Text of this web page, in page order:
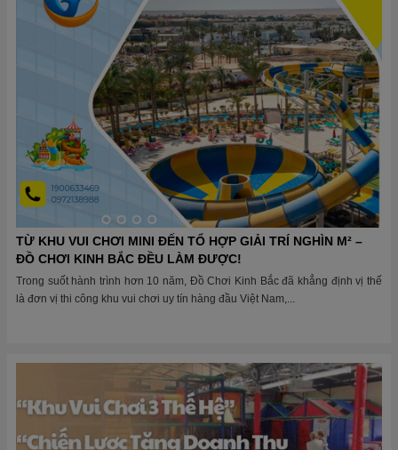
TỪ KHU VUI CHƠI MINI ĐẾN TỔ HỢP GIẢI TRÍ NGHÌN M² –
ĐỒ CHƠI KINH BẮC ĐỀU LÀM ĐƯỢC!
Trong suốt hành trình hơn 10 năm, Đồ Chơi Kinh Bắc đã khẳng định vị thế
là đơn vị thi công khu vui chơi uy tín hàng đầu Việt Nam,...